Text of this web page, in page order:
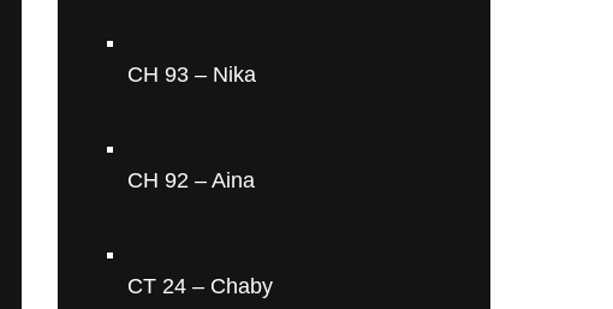
CH 93 – Nika
CH 92 – Aina
CT 24 – Chaby